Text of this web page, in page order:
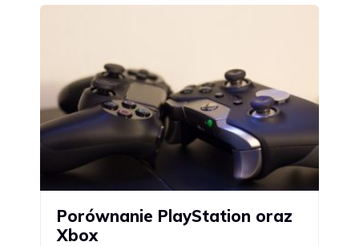
Porównanie PlayStation oraz
Xbox